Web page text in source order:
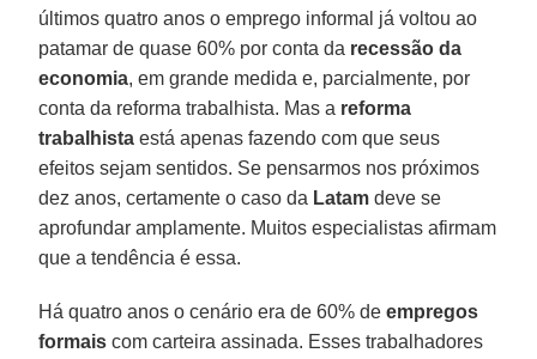
últimos quatro anos o emprego informal já voltou ao
patamar de quase 60% por conta da recessão da
economia, em grande medida e, parcialmente, por
conta da reforma trabalhista. Mas a reforma
trabalhista está apenas fazendo com que seus
efeitos sejam sentidos. Se pensarmos nos próximos
dez anos, certamente o caso da Latam deve se
aprofundar amplamente. Muitos especialistas afirmam
que a tendência é essa.
Há quatro anos o cenário era de 60% deempregos
formais com carteira assinada. Esses trabalhadores